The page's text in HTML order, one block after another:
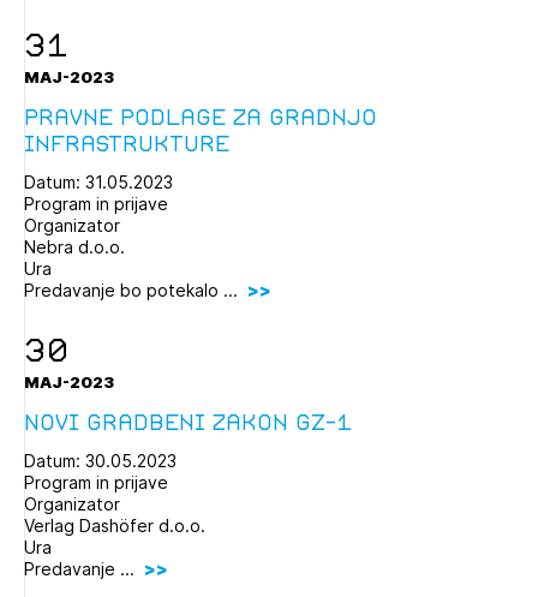
REGISTRIRAJTE SE
31
MAJ-2023
Pravne podlage za gradnjo
infrastrukture
Datum: 31.05.2023
Program in prijave
Organizator
Nebra d.o.o.
Ura
Predavanje bo potekalo ...
30
MAJ-2023
Novi Gradbeni zakon GZ-1
Datum: 30.05.2023
Program in prijave
Organizator
Verlag Dashöfer d.o.o.
Ura
Predavanje ...
NAPREJ